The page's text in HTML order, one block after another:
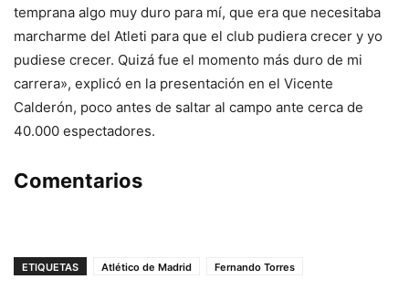
temprana algo muy duro para mí, que era que necesitaba
marcharme del Atleti para que el club pudiera crecer y yo
pudiese crecer. Quizá fue el momento más duro de mi
carrera», explicó en la presentación en el Vicente
Calderón, poco antes de saltar al campo ante cerca de
40.000 espectadores.
Comentarios
ETIQUETAS Atlético de Madrid Fernando Torres